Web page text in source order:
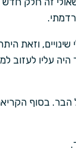
שינויים, וזאת
עליו לעזוב
בסוף